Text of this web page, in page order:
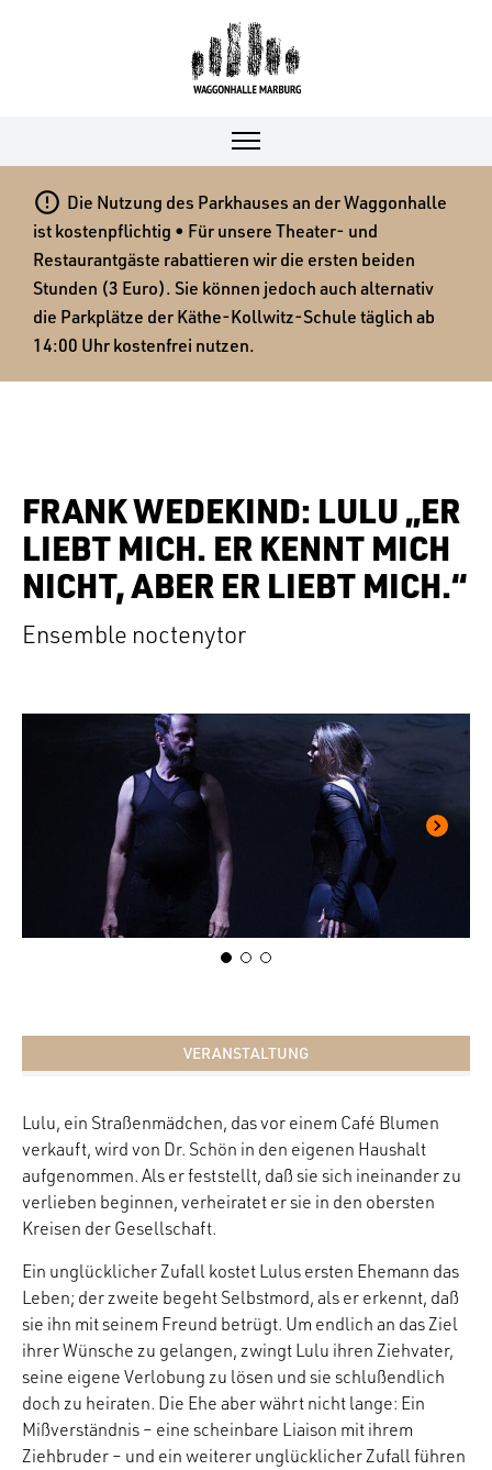
 Die Nutzung des Parkhauses an der Waggonhalle
ist kostenpflichtig • Für unsere Theater- und
Restaurantgäste rabattieren wir die ersten beiden
Stunden (3 Euro). Sie können jedoch auch alternativ
die Parkplätze der Käthe-Kollwitz-Schule täglich ab
14:00 Uhr kostenfrei nutzen.
FRANK WEDEKIND: LULU „ER
LIEBT MICH. ER KENNT MICH
NICHT, ABER ER LIEBT MICH.“
Ensemble noctenytor
VERANSTALTUNG
Lulu, ein Straßenmädchen, das vor einem Café Blumen
verkauft, wird von Dr. Schön in den eigenen Haushalt
aufgenommen. Als er feststellt, daß sie sich ineinander zu
verlieben beginnen, verheiratet er sie in den obersten
Kreisen der Gesellschaft.
Ein unglücklicher Zufall kostet Lulus ersten Ehemann das
Leben; der zweite begeht Selbstmord, als er erkennt, daß
sie ihn mit seinem Freund betrügt. Um endlich an das Ziel
ihrer Wünsche zu gelangen, zwingt Lulu ihren Ziehvater,
seine eigene Verlobung zu lösen und sie schlußendlich
doch zu heiraten. Die Ehe aber währt nicht lange: Ein
Mißverständnis – eine scheinbare Liaison mit ihrem
Ziehbruder – und ein weiterer unglücklicher Zufall führen